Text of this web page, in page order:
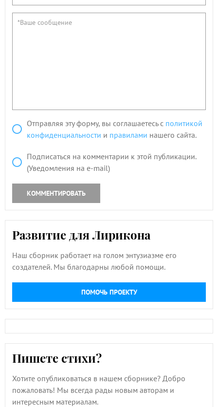
Отправляя эту форму, вы соглашаетесь с политикой
конфиденциальности и правилами нашего сайта.
Подписаться на комментарии к этой публикации.
(Уведомления на e-mail)
КОММЕНТИРОВАТЬ
Развитие для Лирикона
Наш сборник работает на голом энтузиазме его
создателей. Мы благодарны любой помощи.
ПОМОЧЬ ПРОЕКТУ
Пишете стихи?
Хотите опубликоваться в нашем сборнике? Добро
пожаловать! Мы всегда рады новым авторам и
интересным материалам.